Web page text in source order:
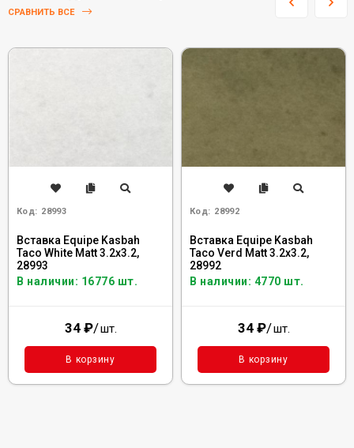
СРАВНИТЬ ВСЕ
Код: 28993
Вставка Equipe Kasbah
Taco White Matt 3.2x3.2,
28993
В наличии: 16776 шт.
34 ₽/шт.
В корзину
Код: 28992
Вставка Equipe Kasbah
Taco Verd Matt 3.2x3.2,
28992
В наличии: 4770 шт.
34 ₽/шт.
В корзину